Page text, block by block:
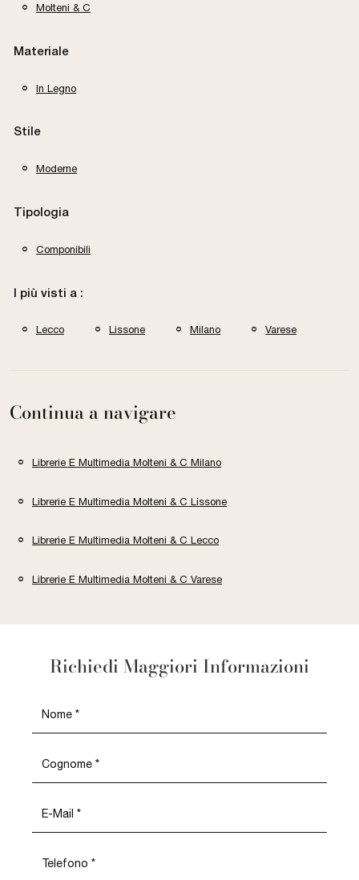
Molteni & C
Materiale
In Legno
Stile
Moderne
Tipologia
Componibili
I più visti a :
Lecco Lissone Milano Varese
Continua a navigare
Librerie E Multimedia Molteni & C Milano
Librerie E Multimedia Molteni & C Lissone
Librerie E Multimedia Molteni & C Lecco
Librerie E Multimedia Molteni & C Varese
Richiedi Maggiori Informazioni